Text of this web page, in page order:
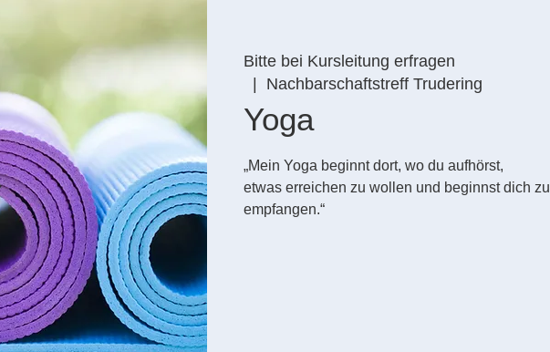
Bitte bei Kursleitung erfragen
  |
Nachbarschaftstreff Trudering
Yoga
„Mein Yoga beginnt dort, wo du aufhörst,
etwas erreichen zu wollen und beginnst dich zu
empfangen.“